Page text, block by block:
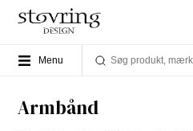
Menu
Armbånd